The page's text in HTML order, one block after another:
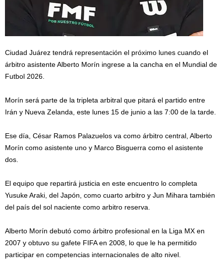
Ciudad Juárez tendrá representación el próximo lunes cuando el
árbitro asistente Alberto Morín ingrese a la cancha en el Mundial de
Futbol 2026.
Morín será parte de la tripleta arbitral que pitará el partido entre
Irán y Nueva Zelanda, este lunes 15 de junio a las 7:00 de la tarde.
Ese día, César Ramos Palazuelos va como árbitro central, Alberto
Morín como asistente uno y Marco Bisguerra como el asistente
dos.
El equipo que repartirá justicia en este encuentro lo completa
Yusuke Araki, del Japón, como cuarto arbitro y Jun Mihara también
del país del sol naciente como arbitro reserva.
Alberto Morín debutó como árbitro profesional en la Liga MX en
2007 y obtuvo su gafete FIFA en 2008, lo que le ha permitido
participar en competencias internacionales de alto nivel.